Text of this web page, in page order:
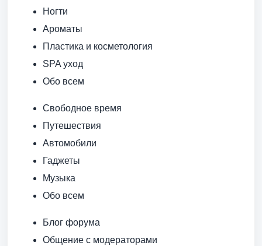
Ногти
Ароматы
Пластика и косметология
SPA уход
Обо всем
Свободное время
Путешествия
Автомобили
Гаджеты
Музыка
Обо всем
Блог форума
Общение с модераторами